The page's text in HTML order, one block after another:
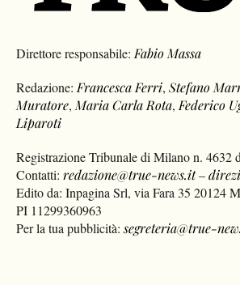
Direttore responsabile: Fabio Massa
Redazione: Francesca Ferri,Stefano
Muratore, Maria Carla Rota, Federico
Liparoti
Registrazione Tribunale di Milano n. 4632
Contatti:redazione@true-news.it–
Edito da: Inpagina Srl, via Fara 35 20124
PI 11299360963
Per la tua pubblicità:segreteria@true-